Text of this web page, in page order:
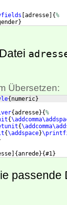
adresse {%
}
Übersetzen:
{ numeric}
{adresse}{%
{
{
{\addspace}
{anrede}{#1}
passende